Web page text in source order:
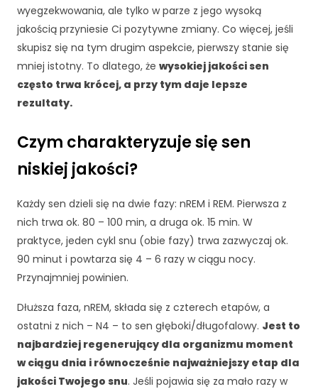
wyegzekwowania, ale tylko w parze z jego wysoką
jakością przyniesie Ci pozytywne zmiany. Co więcej, jeśli
skupisz się na tym drugim aspekcie, pierwszy stanie się
mniej istotny. To dlatego, że wysokiej jakości sen
często trwa krócej, a przy tym daje lepsze
rezultaty.
Czym charakteryzuje się sen
niskiej jakości?
Każdy sen dzieli się na dwie fazy: nREM i REM. Pierwsza z
nich trwa ok. 80 – 100 min, a druga ok. 15 min. W
praktyce, jeden cykl snu (obie fazy) trwa zazwyczaj ok.
90 minut i powtarza się 4 – 6 razy w ciągu nocy.
Przynajmniej powinien.
Dłuższa faza, nREM, składa się z czterech etapów, a
ostatni z nich – N4 – to sen głęboki/długofalowy. Jest to
najbardziej regenerujący dla organizmu moment
w ciągu dnia i równocześnie najważniejszy etap dla
jakości Twojego snu. Jeśli pojawia się za mało razy w